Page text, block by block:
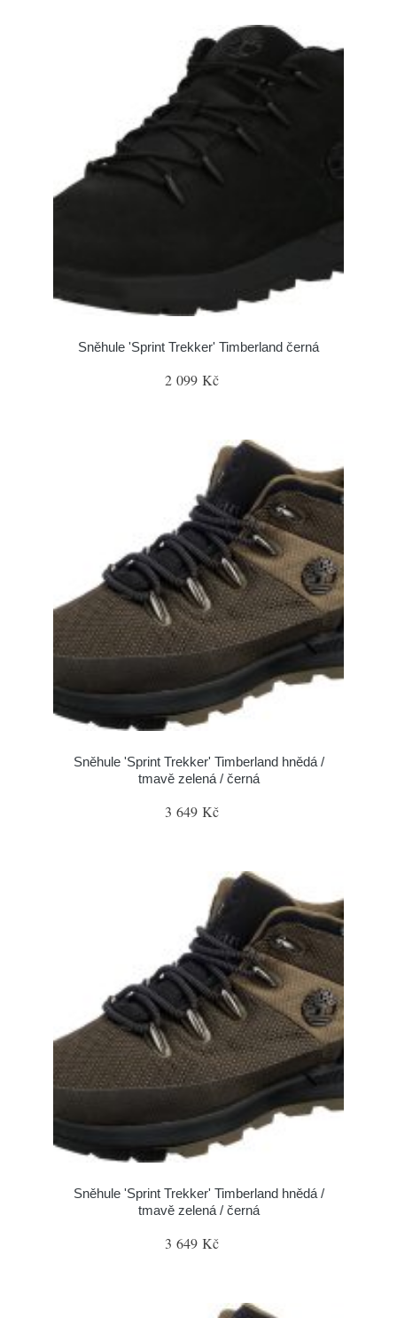
Sněhule 'Sprint Trekker' Timberland černá
2 099 Kč
Sněhule 'Sprint Trekker' Timberland hnědá /
tmavě zelená / černá
3 649 Kč
Sněhule 'Sprint Trekker' Timberland hnědá /
tmavě zelená / černá
3 649 Kč